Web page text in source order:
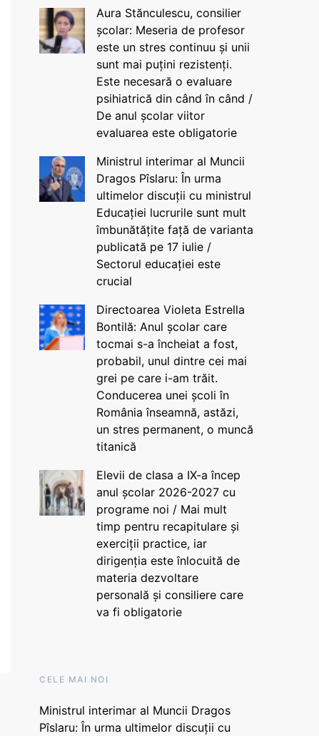
Aura Stănculescu, consilier
școlar: Meseria de profesor
este un stres continuu și unii
sunt mai puțini rezistenți.
Este necesară o evaluare
psihiatrică din când în când /
De anul școlar viitor
evaluarea este obligatorie
Ministrul interimar al Muncii
Dragos Pîslaru: În urma
ultimelor discuții cu ministrul
Educației lucrurile sunt mult
îmbunătățite față de varianta
publicată pe 17 iulie /
Sectorul educației este
crucial
Directoarea Violeta Estrella
Bontilă: Anul școlar care
tocmai s-a încheiat a fost,
probabil, unul dintre cei mai
grei pe care i-am trăit.
Conducerea unei școli în
România înseamnă, astăzi,
un stres permanent, o muncă
titanică
Elevii de clasa a IX-a încep
anul școlar 2026-2027 cu
programe noi / Mai mult
timp pentru recapitulare și
exerciții practice, iar
dirigenția este înlocuită de
materia dezvoltare
personală și consiliere care
va fi obligatorie
CELE MAI NOI
Ministrul interimar al Muncii Dragos
Pîslaru: În urma ultimelor discuții cu